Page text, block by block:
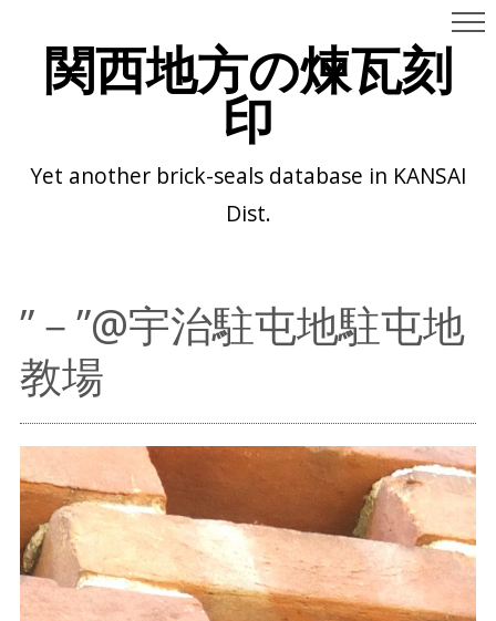
関西地方の煉瓦刻
印
Yet another brick-seals database in KANSAI
Dist.
”－”@宇治駐屯地駐屯地
教場